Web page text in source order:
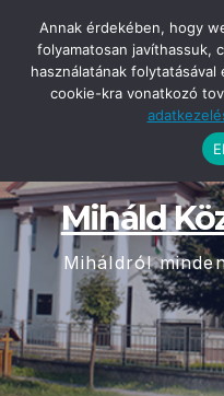
content
2026-
Miháld
Miháldról
Annak érdekében, hogy
folyamatosan javíthassuk,
használatának
cookie-kra vonatkozó